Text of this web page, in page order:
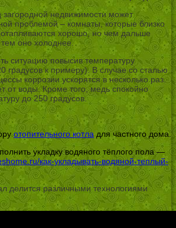
загородной недвижимости может
проблемой – комнаты, которые близко
хорошо, но чем дальше
оно холоднее.
ситуацию повысив температуру
градусов к примеру). В случае со сталью
коррозии ускорятся в несколько раз.
от воды. Кроме того, медь спокойно
до 250 градусов.
отопительного котла для частного дома.
укладку водяного тёплого пола —
как-укладывать-водяной-теплый-
делится различными технологиями